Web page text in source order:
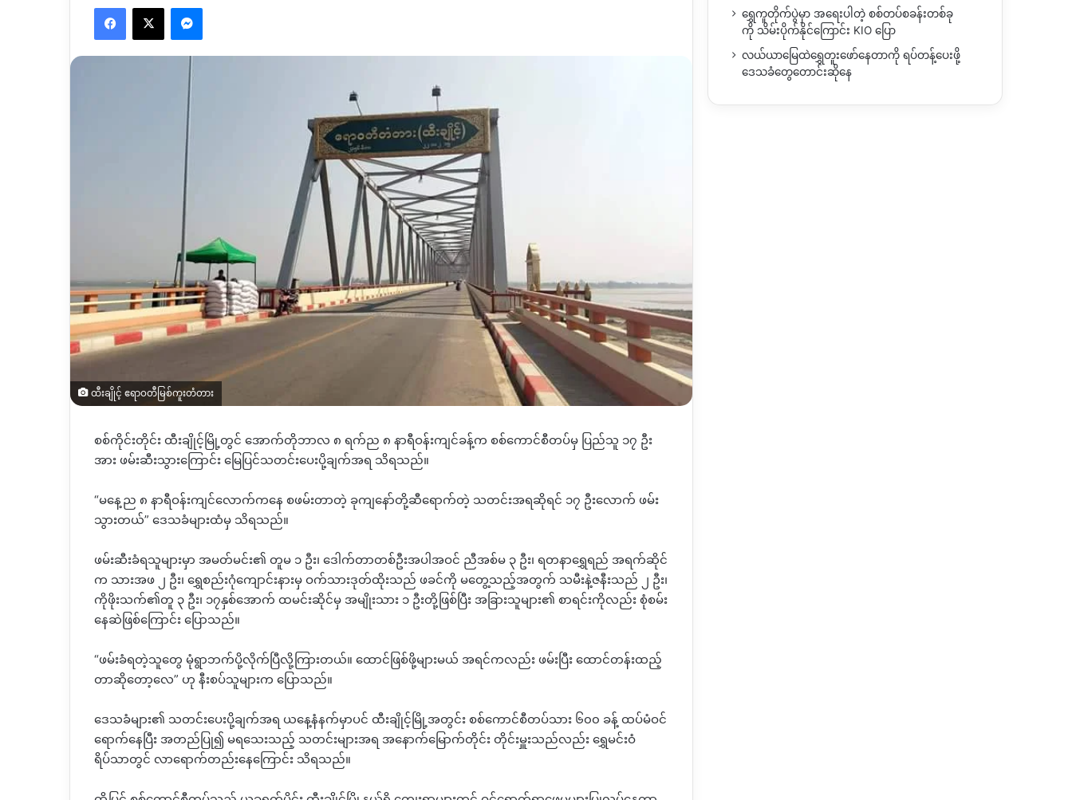
Facebook
X Messenger
ထီးချိုင့် ဧရာဝတီမြစ်ကူးတံတား
စစ်ကိုင်းတိုင်း ထီးချိုင့်မြို့တွင် အောက်တိုဘာလ ၈ ရက်ည ၈ နာရီဝန်းကျင်ခန့်က စစ်ကောင်စီတပ်မှ ပြည်သူ ၁၇ ဦး
အား ဖမ်းဆီးသွားကြောင်း မြေပြင်သတင်းပေးပို့ချက်အရ သိရသည်။
“မနေ့ည ၈ နာရီဝန်းကျင်လောက်ကနေ စဖမ်းတာတဲ့ ခုကျနော်တို့ဆီရောက်တဲ့ သတင်းအရဆိုရင် ၁၇ ဦးလောက် ဖမ်း
သွားတယ်” ဒေသခံများထံမှ သိရသည်။
ဖမ်းဆီးခံရသူများမှာ အမတ်မင်း၏ တူမ ၁ ဦး၊ ဒေါက်တာတစ်ဦးအပါအဝင် ညီအစ်မ ၃ ဦး၊ ရတနာရွှေရည် အရက်ဆိုင်
က သားအဖ ၂ ဦး၊ ရွှေစည်းဂုံကျောင်းနားမှ ဝက်သားဒုတ်ထိုးသည် ဖခင်ကို မတွေ့သည့်အတွက် သမီးနဲ့ဇနီးသည် ၂ ဦး၊
ကိုဖိုးသက်၏တူ ၃ ဦး၊ ၁၇နှစ်‌အောက် ထမင်းဆိုင်မှ အမျိုးသား ၁ ဦးတို့ဖြစ်ပြီး အခြားသူများ၏ စာရင်းကိုလည်း စုံစမ်း
နေဆဲဖြစ်ကြောင်း ပြောသည်။
“ဖမ်းခံရတဲ့သူတွေ မုံရွာဘက်ပို့လိုက်ပြီလို့ကြားတယ်။ ထောင်ဖြစ်ဖို့များမယ် အရင်ကလည်း ဖမ်းပြီး ထောင်တန်းထည့်
တာဆိုတော့လေ” ဟု နီးစပ်သူများက ပြောသည်။
ဒေသခံများ၏ သတင်းပေးပို့ချက်အရ ယနေ့နံနက်မှာပင် ထီးချိုင့်မြို့အတွင်း စစ်ကောင်စီတပ်သား ၆၀၀ ခန့် ထပ်မံဝင်
ရောက်နေပြီး အတည်ပြု၍ မရသေးသည့် သတင်းများအရ အနောက်မြောက်တိုင်း တိုင်းမှူးသည်လည်း ရွှေမင်းဝံ
ရိပ်သာတွင် လာရောက်‌တည်းနေကြောင်း သိရသည်။
ရွှေကူတိုက်ပွဲမှာ အရေးပါတဲ့ စစ်တပ်စခန်းတစ်ခု
ကို သိမ်းပိုက်နိုင်ကြောင်း KIO ပြော
လယ်ယာမြေထဲရွှေတူးဖော်နေတာကို ရပ်တန့်ပေးဖို့
ဒေသခံတွေတောင်းဆိုနေ